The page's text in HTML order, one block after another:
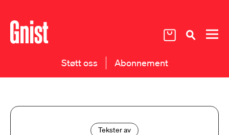
Støtt oss Abonnement
Tekster av